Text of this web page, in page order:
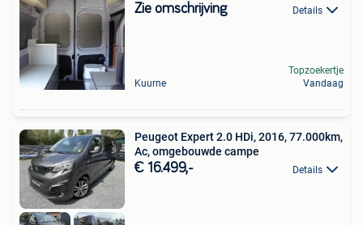
Zie omschrijving Details
Kuurne
Topzoekertje
Vandaag
Peugeot Expert 2.0 HDi, 2016, 77.000km,
Ac, omgebouwde campe
€ 16.499,- Details